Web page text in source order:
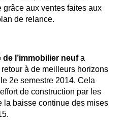
aux ventes faites aux
de relance.
de l’immobilier neufa
à de meilleurs horizons
2e semestre 2014. Cela
de construction par les
la baisse continue des mises